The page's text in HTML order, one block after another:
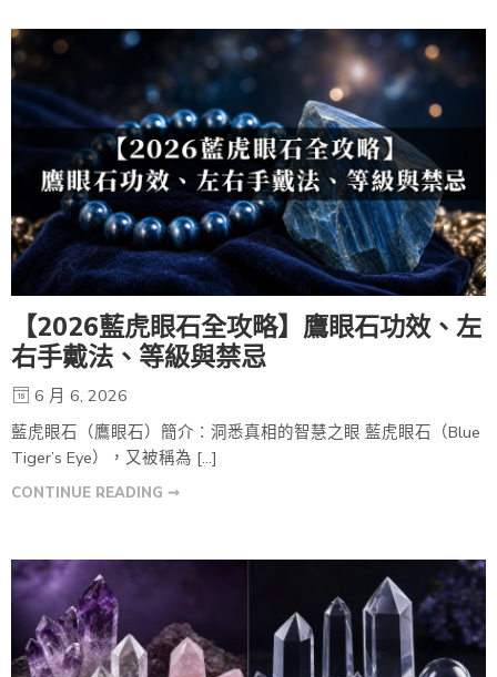
【2026藍虎眼石全攻略】鷹眼石功效、左
右手戴法、等級與禁忌
6 月 6, 2026
藍虎眼石（鷹眼石）簡介：洞悉真相的智慧之眼 藍虎眼石（Blue
Tiger’s Eye），又被稱為 […]
CONTINUE READING ➞